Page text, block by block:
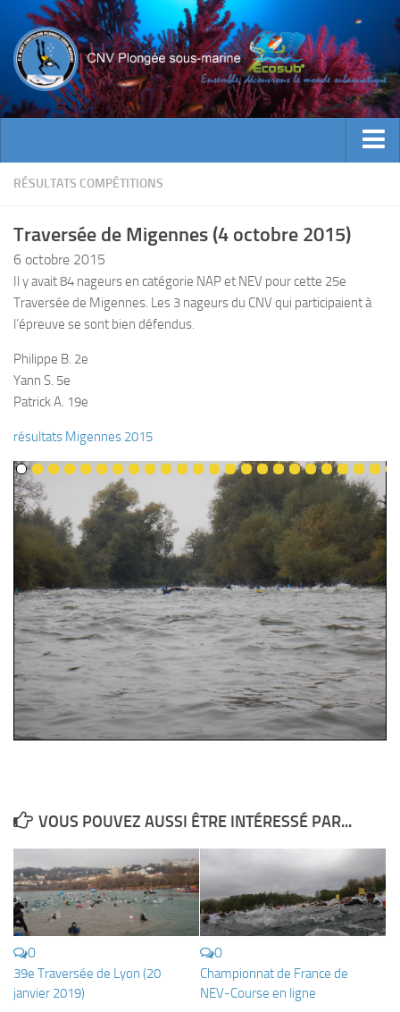
ACTUALITES
INFOS CNV
Bienvenue
Contacts
Encadrement
Historique
Formations
Jeune plongeur
Plongeur N1
Plongeur N2
Plongeur N3
Maintien des acquis
Guide de palanquée N4
Initiateur
Moniteur Fédéral
APNEE
SORTIES
Sorties 2026
Sorties 2024
RÉSULTATS COMPÉTITIONS
Traversée de Migennes (4 octobre 2015)
6 octobre 2015
Il y avait 84 nageurs en catégorie NAP et NEV pour cette 25e
Traversée de Migennes. Les 3 nageurs du CNV qui participaient à
l’épreuve se sont bien défendus.
Philippe B. 2e
Yann S. 5e
Patrick A. 19e
résultats Migennes 2015
VOUS POUVEZ AUSSI ÊTRE INTÉRESSÉ PAR...
0
39e Traversée de Lyon (20
janvier 2019)
0
Championnat de France de
NEV-Course en ligne